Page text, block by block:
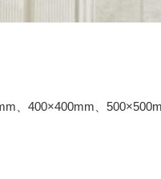
、400×400mm、